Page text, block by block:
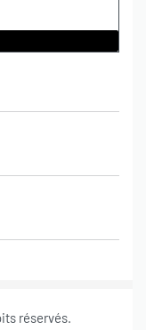
réservés.